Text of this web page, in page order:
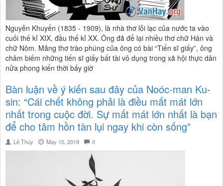
Nguyễn Khuyến (1835 - 1909), là nhà thơ lỗi lạc của nước ta vào
cuối thế kỉ XIX, đầu thế kỉ XX. Ông đã để lại nhiều thơ chữ Hán và
chữ Nôm. Mảng thơ trào phúng của ông có bài “Tiến sĩ giấy”, ông
châm biếm những tiến sĩ giấy bất tài vô dụng trong xã hội thực dân
nửa phong kiến thời bấy giờ
Bàn luận về ý kiến sau đây của Noóc-man Ku-
sin: “Cái chết không phải là điều mất mát lớn
nhất trong cuộc đời. Sự mất mát lớn nhất là bạn
để cho tâm hồn tàn lụi ngay khi còn sống”
Lê Thúy May 15, 2019 0